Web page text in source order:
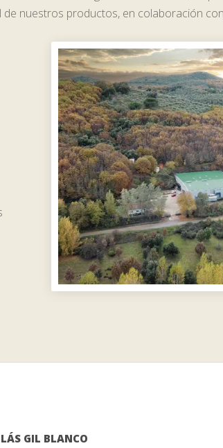
nuestros productos, en colaboración
GIL BLANCO